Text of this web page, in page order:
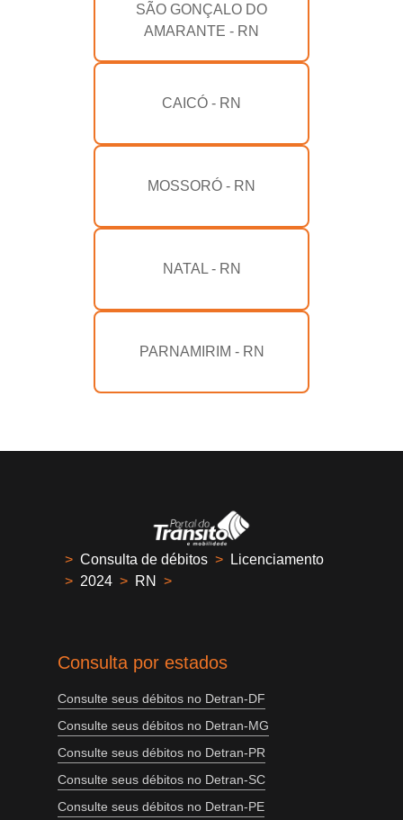
SÃO GONÇALO DO
AMARANTE - RN
CAICÓ - RN
MOSSORÓ - RN
NATAL - RN
PARNAMIRIM - RN
> Consulta de débitos >
Licenciamento
> 2024 > RN >
Consulta por estados
Consulte seus débitos no Detran-DF
Consulte seus débitos no Detran-MG
Consulte seus débitos no Detran-PR
Consulte seus débitos no Detran-SC
Consulte seus débitos no Detran-PE